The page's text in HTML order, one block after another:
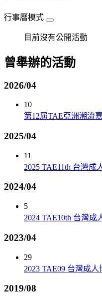
行事曆模式
目前沒有公開活動
曾舉辦的活動
2026/04
10
第12屆TAE亞洲潮流
2025/04
11
2025 TAE11th 台灣
2024/04
5
2024 TAE10th 台灣
2023/04
29
2023 TAE09 台灣成
2019/08